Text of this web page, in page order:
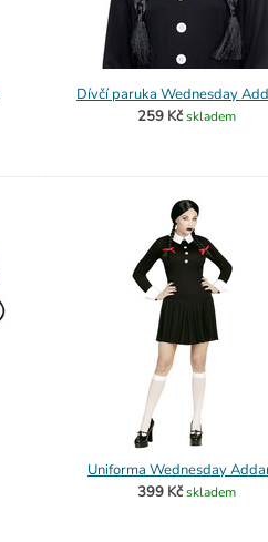
Dívčí paruka Wednesday
259 Kč skladem
Uniforma Wednesday
399 Kč skladem